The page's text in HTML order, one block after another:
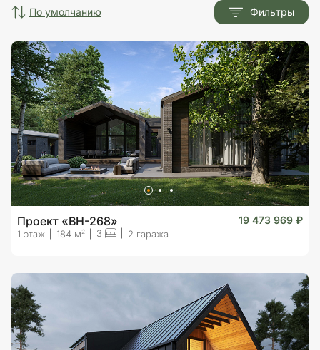
по умолчанию Фильтры
Проект «BH-268» 19 473 969 ₽
1 этаж 184 м2 3 2 гаража